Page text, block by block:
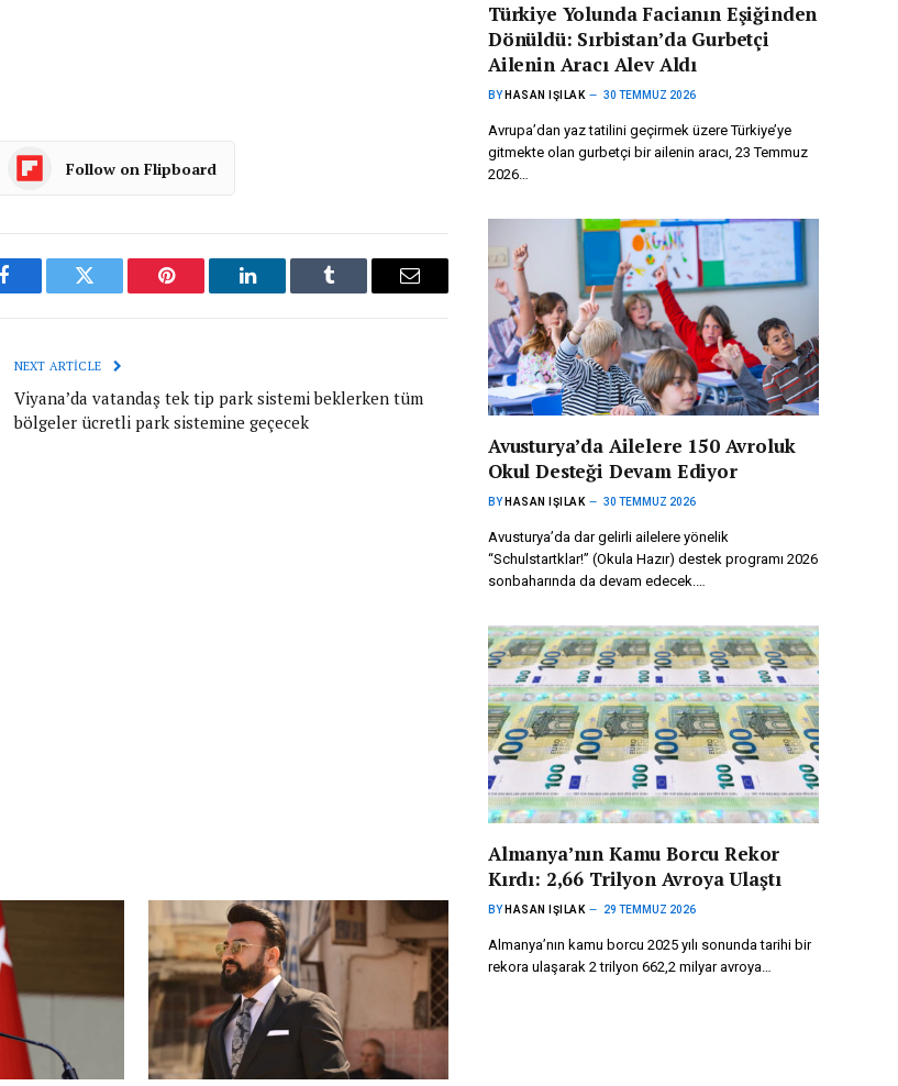
Follow on Flipboard
Facebook Twitter Pinterest LinkedIn Tumblr Email
NEXT ARTICLE
Viyana’da vatandaş tek tip park sistemi beklerken tüm
bölgeler ücretli park sistemine geçecek
Türkiye Yolunda Facianın Eşiğinden
Dönüldü: Sırbistan’da Gurbetçi
Ailenin Aracı Alev Aldı
BY HASAN IŞILAK 30 TEMMUZ 2026
Avrupa’dan yaz tatilini geçirmek üzere Türkiye’ye
gitmekte olan gurbetçi bir ailenin aracı, 23 Temmuz
2026…
Avusturya’da Ailelere 150 Avroluk
Okul Desteği Devam Ediyor
BY HASAN IŞILAK 30 TEMMUZ 2026
Avusturya’da dar gelirli ailelere yönelik
“Schulstartklar!” (Okula Hazır) destek programı 2026
sonbaharında da devam edecek.…
Almanya’nın Kamu Borcu Rekor
Kırdı: 2,66 Trilyon Avroya Ulaştı
BY HASAN IŞILAK 29 TEMMUZ 2026
Almanya’nın kamu borcu 2025 yılı sonunda tarihi bir
rekora ulaşarak 2 trilyon 662,2 milyar avroya…